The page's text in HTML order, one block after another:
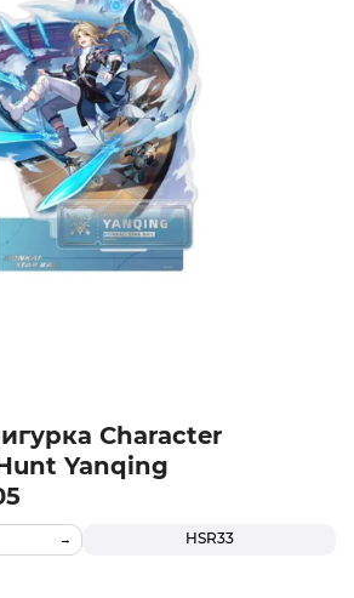
Character
Yanqing
HSR33